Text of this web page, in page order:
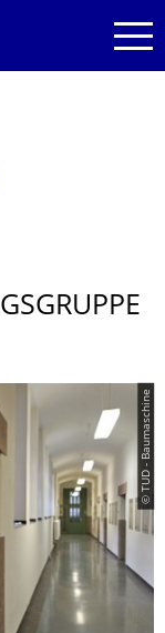
© TUD - Baumaschine